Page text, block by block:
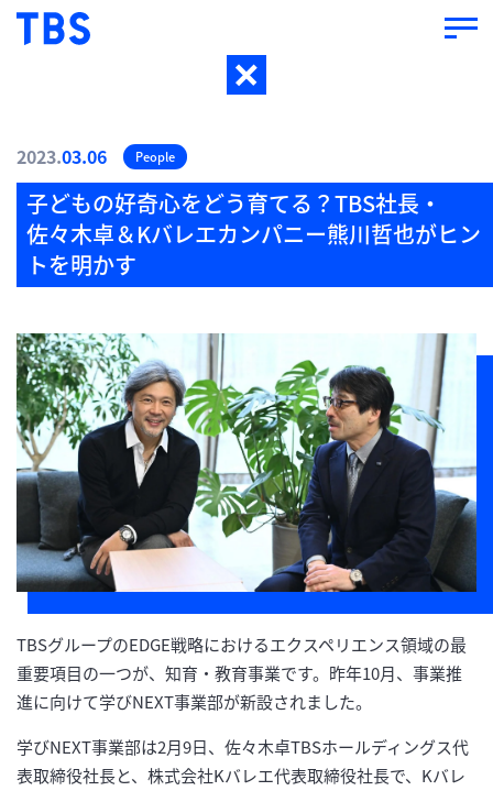
2023.03.06 People
子どもの好奇心をどう育てる？TBS社長・
佐々木卓＆Kバレエカンパニー熊川哲也がヒン
トを明かす
TBSグループのEDGE戦略におけるエクスペリエンス領域の最
重要項目の一つが、知育・教育事業です。昨年10月、事業推
進に向けて学びNEXT事業部が新設されました。
学びNEXT事業部は2月9日、佐々木卓TBSホールディングス代
表取締役社長と、株式会社Kバレエ代表取締役社長で、Kバレ